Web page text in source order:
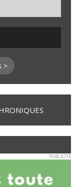
>
PUBLICITE